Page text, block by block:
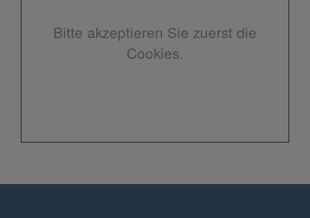
Bitte akzeptieren Sie zuerst die
Cookies.